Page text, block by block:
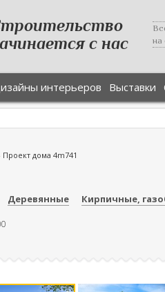
с нас
на
интерьеров Выставки
Проект дома 4m741
Деревянные Кирпичные,